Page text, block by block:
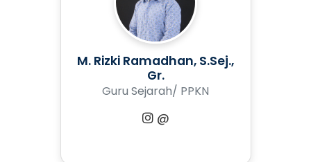
M. Rizki Ramadhan, S.Sej.,
Gr.
Guru Sejarah/ PPKN
@